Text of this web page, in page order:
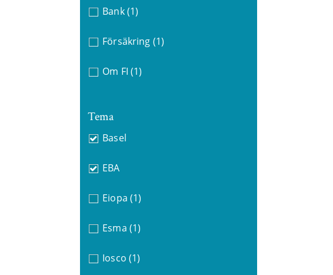
Bank (1)
Försäkring (1)
Om FI (1)
Tema
Basel
EBA
Eiopa (1)
Esma (1)
Iosco (1)